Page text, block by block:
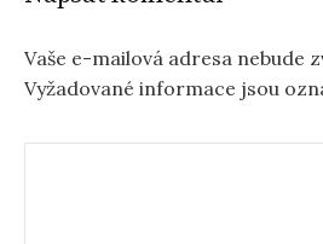
Vaše e-mailová adresa nebude
Vyžadované informace jsou